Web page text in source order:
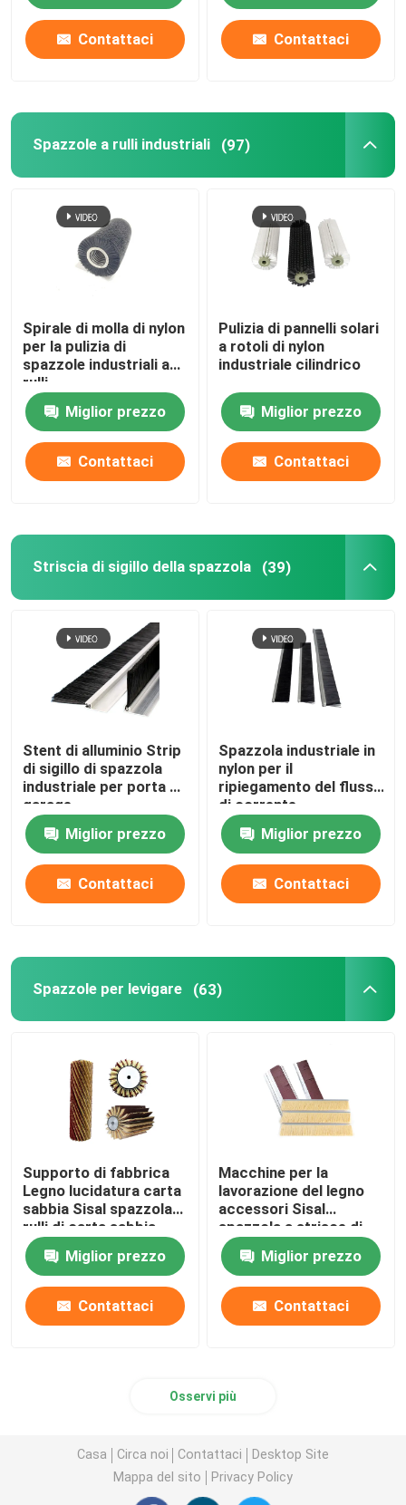
Contattaci Contattaci
Spazzole a rulli industriali (97)
Spirale di molla di nylon
per la pulizia di
spazzole industriali a
rulli
Miglior prezzo
Contattaci
Pulizia di pannelli solari
a rotoli di nylon
industriale cilindrico
Miglior prezzo
Contattaci
Striscia di sigillo della spazzola (39)
Stent di alluminio Strip
di sigillo di spazzola
industriale per porta di
garage
Miglior prezzo
Contattaci
Spazzola industriale in
nylon per il
ripiegamento del flusso
di corrente
Miglior prezzo
Contattaci
Spazzole per levigare (63)
Supporto di fabbrica
Legno lucidatura carta
sabbia Sisal spazzola
rulli di carta sabbia
sostituti Sisal tamburo
SanderMiglior prezzo
Contattaci
Macchine per la
lavorazione del legno
accessori Sisal
spazzola a strisce di
carta da sabbia Per
spazzola per la
lucidatura del legno
Miglior prezzo
Contattaci
Osservi più
Casa Circa noi Contattaci
Desktop Site
Mappa del sito
Privacy Policy